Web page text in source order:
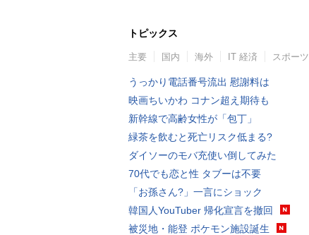
トピックス
主要 国内 海外 IT 経済 スポーツ
うっかり電話番号流出 慰謝料は
映画ちいかわ コナン超え期待も
新幹線で高齢女性が「包丁」
緑茶を飲むと死亡リスク低まる?
ダイソーのモバ充使い倒してみた
70代でも恋と性 タブーは不要
「お孫さん?」一言にショック
韓国人YouTuber 帰化宣言を撤回
被災地・能登 ポケモン施設誕生